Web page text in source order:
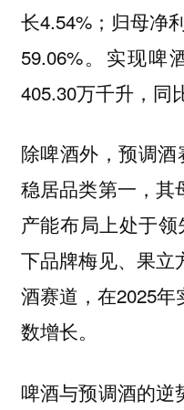
长4.54%；归母净
59.06%。实现啤
405.30万千升，同
除啤酒外，预调酒
稳居品类第一，其
产能布局上处于领
下品牌梅见、果立
酒赛道，在2025
数增长。
啤酒与预调酒的逆